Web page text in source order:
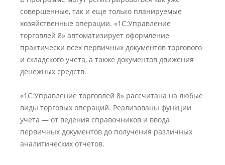
совершенные, так и еще только планируемые
хозяйственные операции. «1С:Управление
торговлей 8» автоматизирует оформление
практически всех первичных документов торгового
и складского учета, а также документов движения
денежных средств.
«1С:Управление торговлей 8» рассчитана на любые
виды торговых операций. Реализованы функции
учета — от ведения справочников и ввода
первичных документов до получения различных
аналитических отчетов.